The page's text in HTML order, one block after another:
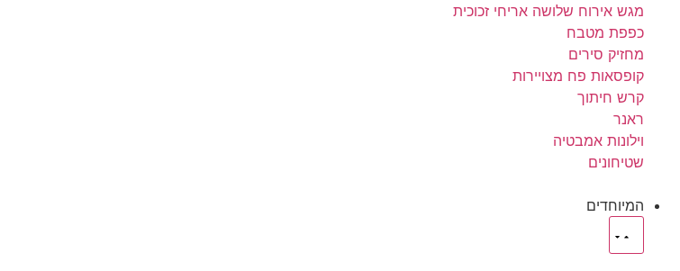
מגש אירוח שלושה אריחי זכוכית
כפפת מטבח
מחזיק סירים
קופסאות פח מצויירות
קרש חיתוך
ראנר
וילונות אמבטיה
שטיחונים
המיוחדים